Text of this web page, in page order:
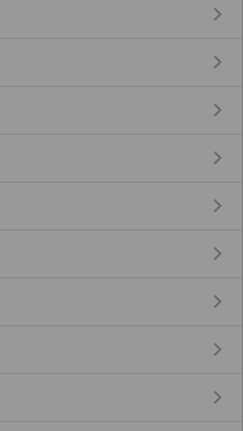
keyboard_arrow_right
keyboard_arrow_right
keyboard_arrow_right
keyboard_arrow_right
keyboard_arrow_right
keyboard_arrow_right
keyboard_arrow_right
keyboard_arrow_right
keyboard_arrow_right